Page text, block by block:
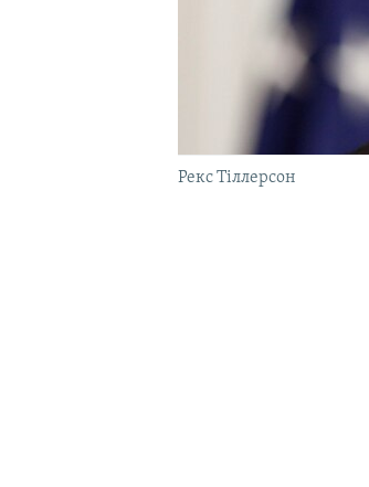
Рекс Тіллерсон